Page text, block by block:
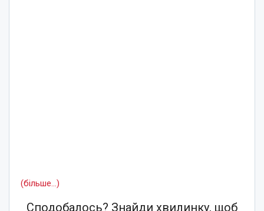
(більше…)
Сподобалось? Знайди хвилинку, щоб